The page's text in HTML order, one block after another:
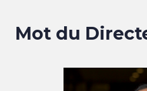
Mot du